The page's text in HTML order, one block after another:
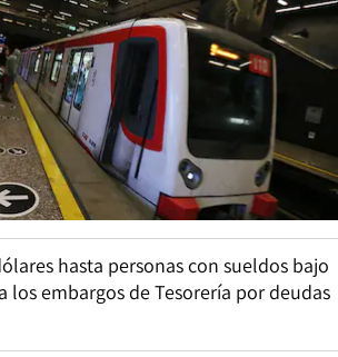
hasta personas con sueldos bajo
los embargos de Tesorería por deudas